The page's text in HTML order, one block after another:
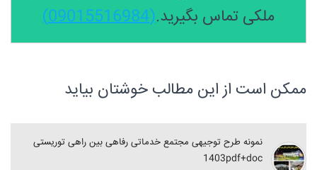
ملکی تماس بگیرید.(09015516984)
ممکن است از این مطالب خوشتان بیاید
نمونه طرح توجیهی مجتمع خدماتی رفاهی بین راهی توریستی
1403pdf+doc